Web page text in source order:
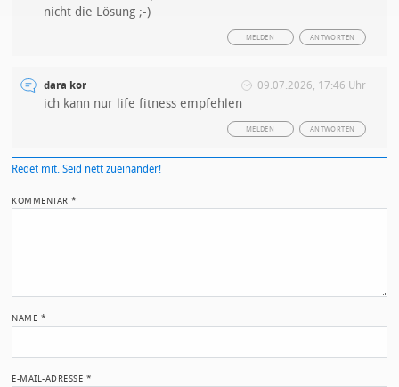
nicht die Lösung ;-)
ANTWORTEN
MELDEN
dara kor 09.07.2026, 17:46 Uhr
ich kann nur life fitness empfehlen
ANTWORTEN
MELDEN
Redet mit. Seid nett zueinander!
KOMMENTAR*
NAME *
E-MAIL-ADRESSE *